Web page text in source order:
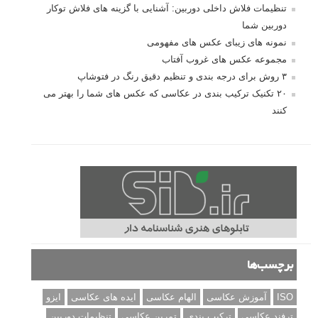
تنظیمات فلاش داخلی دوربین: آشنایی با گزینه های فلاش توکار
دوربین شما
نمونه های زیبای عکس های مفهومی
مجموعه عکس های غروب آفتاب
۳ روش برای درجه بندی و تنظیم دقیق رنگ در فتوشاپ
۲۰ تکنیک ترکیب بندی در عکاسی که عکس های شما را بهتر می
کنند
برچسب‌ها
ISO آموزش عکاسی الهام عکاسی ایده های عکاسی
ایزو